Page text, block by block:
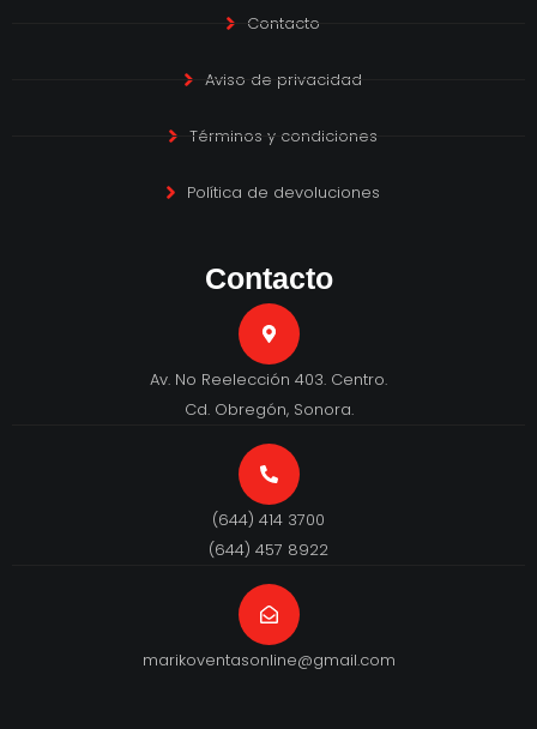
Contacto
Aviso de privacidad
Términos y condiciones
Política de devoluciones
Contacto
Av. No Reelección 403. Centro.
Cd. Obregón, Sonora.
(644) 414 3700
(644) 457 8922
marikoventasonline@gmail.com